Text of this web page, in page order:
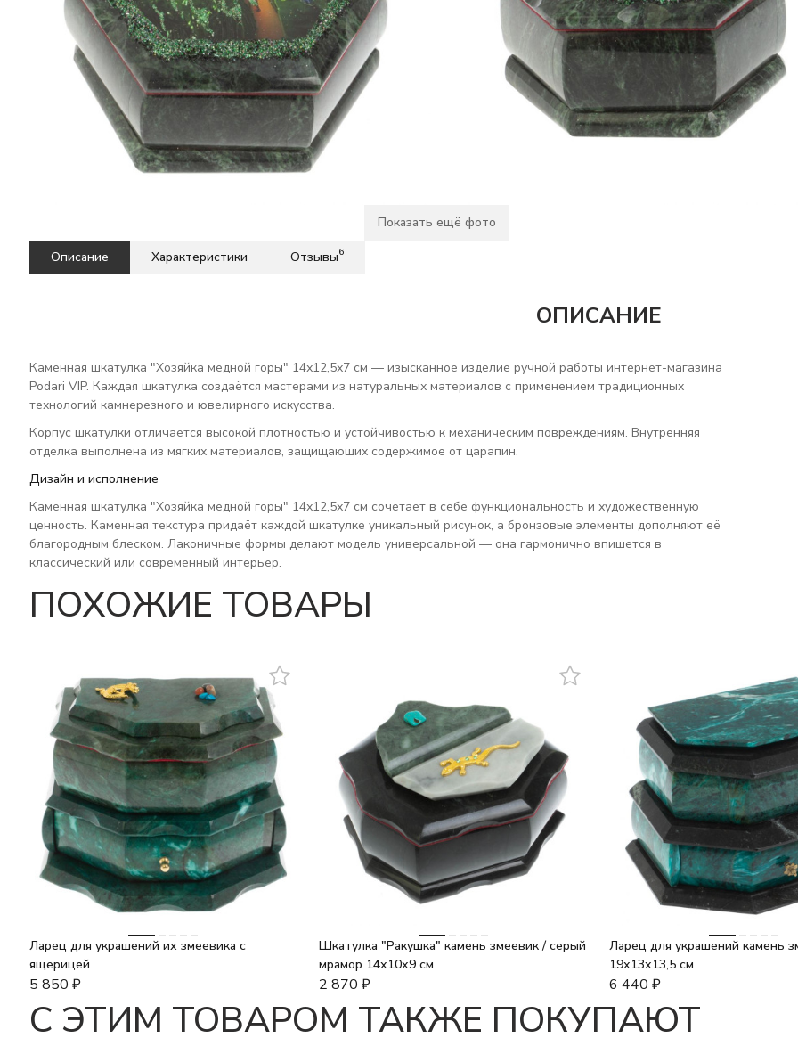
Показать ещё фото
Описание Характеристики Отзывы6
ОПИСАНИЕ
Каменная шкатулка "Хозяйка медной горы" 14х12,5х7 см — изысканное изделие ручной работы интернет-магазина
Podari VIP. Каждая шкатулка создаётся мастерами из натуральных материалов с применением традиционных
технологий камнерезного и ювелирного искусства.
Корпус шкатулки отличается высокой плотностью и устойчивостью к механическим повреждениям. Внутренняя
отделка выполнена из мягких материалов, защищающих содержимое от царапин.
Дизайн и исполнение
Каменная шкатулка "Хозяйка медной горы" 14х12,5х7 см сочетает в себе функциональность и художественную
ценность. Каменная текстура придаёт каждой шкатулке уникальный рисунок, а бронзовые элементы дополняют её
благородным блеском. Лаконичные формы делают модель универсальной — она гармонично впишется в
классический или современный интерьер.
ПОХОЖИЕ ТОВАРЫ
Ларец для украшений их змеевика с
ящерицей
5 850 ₽
Шкатулка "Ракушка" камень змеевик / серый
мрамор 14х10х9 см
2 870 ₽
Ларец для украшений камень
19х13х13,5 см
6 440 ₽
C ЭТИМ ТОВАРОМ ТАКЖЕ ПОКУПАЮТ